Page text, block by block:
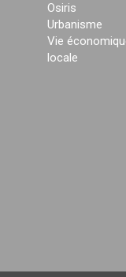
Osiris
Urbanisme
Vie
locale